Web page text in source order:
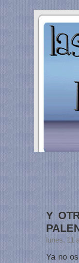
Y
lunes, 11
Ya no